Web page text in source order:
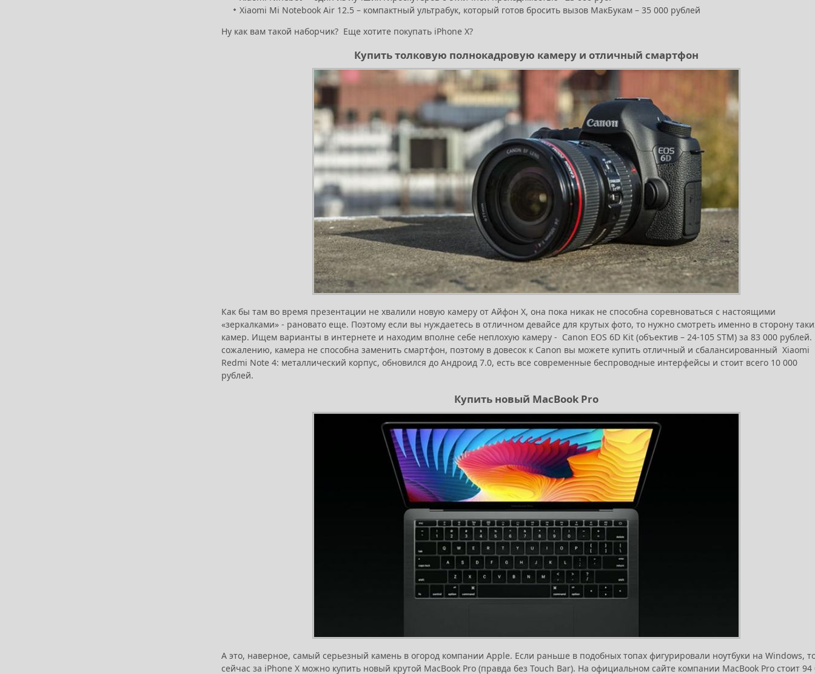
Xiaomi Mi Notebook Air 12.5 – компактный ультрабук, который готов бросить вызов МакБукам – 35 000 рублей
Ну как вам такой наборчик? Еще хотите покупать iPhone X?
Купить толковую полнокадровую камеру и отличный смартфон
Как бы там во время презентации не хвалили новую камеру от Айфон Х, она пока никак не способна соревноваться с настоящими
«зеркалками» - рановато еще. Поэтому если вы нуждаетесь в отличном девайсе для крутых фото, то нужно смотреть именно в сторону
камер. Ищем варианты в интернете и находим вполне себе неплохую камеру - Canon EOS 6D Kit (объектив – 24-105 STM) за 83 000 рублей.
сожалению, камера не способна заменить смартфон, поэтому в довесок к Canon вы можете купить отличный и сбалансированный Xiaomi
Redmi Note 4: металлический корпус, обновился до Андроид 7.0, есть все современные беспроводные интерфейсы и стоит всего 10 000
рублей.
Купить новый MacBook Pro
А это, наверное, самый серьезный камень в огород компании Apple. Если раньше в подобных топах фигурировали ноутбуки на Windows,
сейчас за iPhone X можно купить новый крутой MacBook Pro (правда без Touch Bar). На официальном сайте компании MacBook Pro стоит 94